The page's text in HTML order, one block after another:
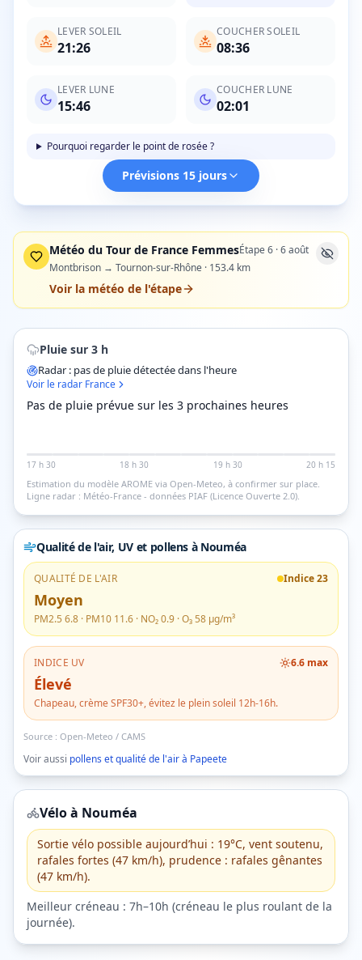
LEVER SOLEIL
21:26
COUCHER SOLEIL
08:36
LEVER LUNE
15:46
COUCHER LUNE
02:01
Pourquoi regarder le point de rosée ?
Prévisions 15 jours
Météo du Tour de France FemmesÉtape6 ·6 août
Montbrison → Tournon-sur-Rhône · 153.4 km
Voir la météo de l'étape
Pluie sur 3 h
Radar : pas de pluie détectée dans l'heure
Voir le radar France
Pas de pluie prévue sur les 3 prochaines heures
17 h 30 18 h 30 19 h 30 20 h 15
Estimation du modèle AROME via Open-Meteo, à confirmer sur place.
Ligne radar : Météo-France - données PIAF (Licence Ouverte 2.0).
Qualité de l'air, UV et pollens à Nouméa
QUALITÉ DE L'AIR Indice23
Moyen
PM2.5 6.8 · PM10 11.6 · NO₂0.9 · O₃58 µg/m³
INDICE UV 6.6 max
Élevé
Chapeau, crème SPF30+, évitez le plein soleil 12h-16h.
Source : Open-Meteo / CAMS
Voir aussi pollens et qualité de l'air à Papeete
Vélo à Nouméa
Sortie vélo possible aujourd’hui : 19°C, vent soutenu,
rafales fortes (47 km/h), prudence : rafales gênantes
(47 km/h).
Meilleur créneau : 7h–10h (créneau le plus roulant de la
journée).